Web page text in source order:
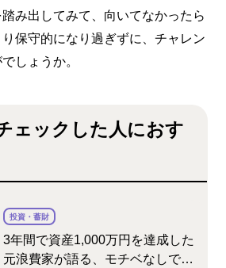
み出してみて、向いてなかったら
保守的になり過ぎずに、チャレン
しょうか。
ェックした人におす
投資・蓄財
3年間で資産1,000万円を達成した
元浪費家が語る、モチベなしでお